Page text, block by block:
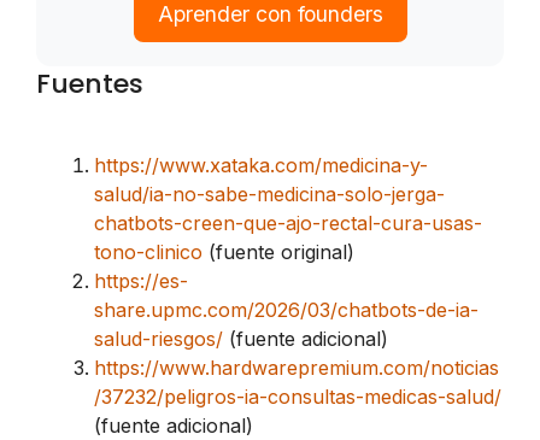
Aprender con founders
Fuentes
https://www.xataka.com/medicina-y-
salud/ia-no-sabe-medicina-solo-jerga-
chatbots-creen-que-ajo-rectal-cura-usas-
tono-clinico (fuente original)
https://es-
share.upmc.com/2026/03/chatbots-de-ia-
salud-riesgos/ (fuente adicional)
https://www.hardwarepremium.com/noticias
/37232/peligros-ia-consultas-medicas-salud/
(fuente adicional)